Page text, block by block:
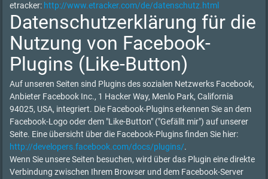
etracker: http://www.etracker.com/de/datenschutz.html
Datenschutzerklärung für die
Nutzung von Facebook-
Plugins (Like-Button)
Auf unseren Seiten sind Plugins des sozialen Netzwerks Facebook,
Anbieter Facebook Inc., 1 Hacker Way, Menlo Park, California
94025, USA, integriert. Die Facebook-Plugins erkennen Sie an dem
Facebook-Logo oder dem "Like-Button" ("Gefällt mir") auf unserer
Seite. Eine übersicht über die Facebook-Plugins finden Sie hier:
http://developers.facebook.com/docs/plugins/.
Wenn Sie unsere Seiten besuchen, wird über das Plugin eine direkte
Verbindung zwischen Ihrem Browser und dem Facebook-Server